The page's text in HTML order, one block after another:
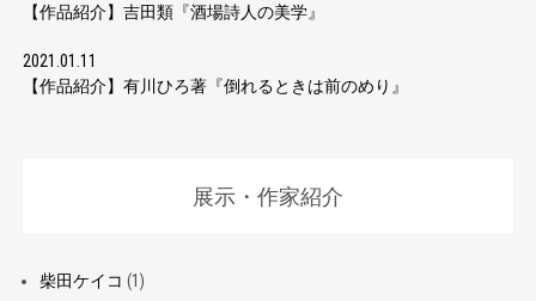
【作品紹介】吉田類『酒場詩人の美学』
2021.01.11
【作品紹介】有川ひろ著『倒れるときは前のめり』
展示・作家紹介
柴田ケイコ (1)